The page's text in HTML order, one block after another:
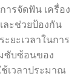
ารจัดฟัน เครื่อง
ละช่วยป้องกัน
ยะเวลาในการ
ซับซ้อนของ
เวลาประมาณ